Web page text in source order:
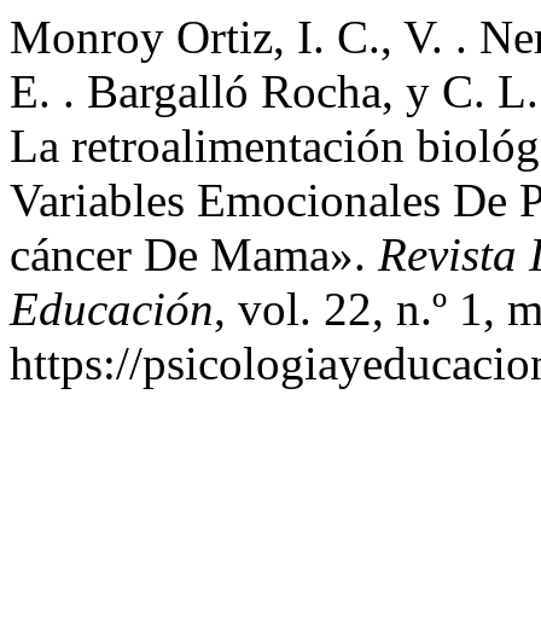
Monroy Ortiz, I. C., V. .
E. . Bargalló Rocha, y C.
La retroalimentación
Variables Emocionales De
cáncer De Mama». Revista
Educación, vol. 22, n.º 1,
https://